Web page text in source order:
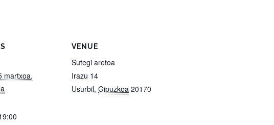
martxoa,
VENUE
Sutegi aretoa
Irazu 14
Usurbil, Gipuzkoa 20170